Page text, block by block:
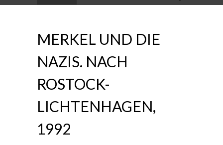
nach:
MERKEL UND DIE
NAZIS. NACH
ROSTOCK-
LICHTENHAGEN,
1992